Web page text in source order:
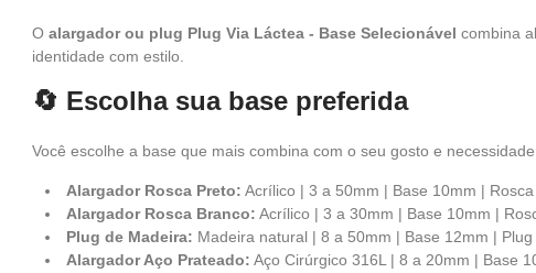
O alargador ou plug Plug Via Láctea - Base Selecionável combina
identidade com estilo.
🔄 Escolha sua base preferida
Você escolhe a base que mais combina com o seu gosto e
Alargador Rosca Preto: Acrílico | 3 a 50mm | Base 10mm |
Alargador Rosca Branco: Acrílico | 3 a 30mm | Base 10mm |
Plug de Madeira: Madeira natural | 8 a 50mm | Base 12mm | Plug
Alargador Aço Prateado: Aço Cirúrgico 316L | 8 a 20mm | Base